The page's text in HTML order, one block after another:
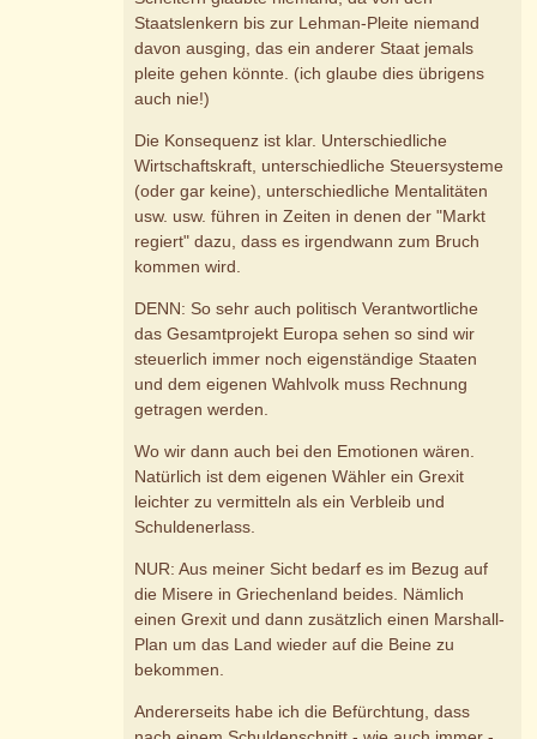
Staatslenkern bis zur Lehman-Pleite niemand
davon ausging, das ein anderer Staat jemals
pleite gehen könnte. (ich glaube dies übrigens
auch nie!)
Die Konsequenz ist klar. Unterschiedliche
Wirtschaftskraft, unterschiedliche Steuersysteme
(oder gar keine), unterschiedliche Mentalitäten
usw. usw. führen in Zeiten in denen der "Markt
regiert" dazu, dass es irgendwann zum Bruch
kommen wird.
DENN: So sehr auch politisch Verantwortliche
das Gesamtprojekt Europa sehen so sind wir
steuerlich immer noch eigenständige Staaten
und dem eigenen Wahlvolk muss Rechnung
getragen werden.
Wo wir dann auch bei den Emotionen wären.
Natürlich ist dem eigenen Wähler ein Grexit
leichter zu vermitteln als ein Verbleib und
Schuldenerlass.
NUR: Aus meiner Sicht bedarf es im Bezug auf
die Misere in Griechenland beides. Nämlich
einen Grexit und dann zusätzlich einen Marshall-
Plan um das Land wieder auf die Beine zu
bekommen.
Andererseits habe ich die Befürchtung, dass